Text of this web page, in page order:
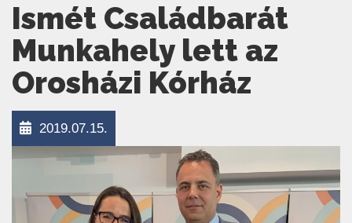
Ismét Családbarát
Munkahely lett az
Orosházi Kórház
2019.07.15.